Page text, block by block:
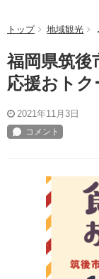
トップ 地域観光
福岡県筑後
応援おト
2021年11月3日